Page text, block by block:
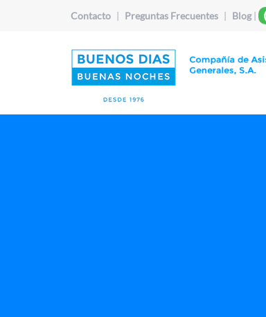
Contacto | Preguntas Frecuentes | Blog|